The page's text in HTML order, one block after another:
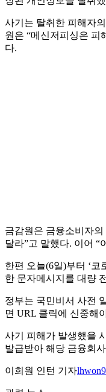
사기는 탈취한 피해자
원은 “메신저피싱은 피
다.
금감원은 금융소비자
달라”고 말했다. 이어
한편 오늘(6일)부터 ‘
한 문자메시지를 대량
정부는 국민비서 사전
면 URL 클릭에 신중해
사기 피해가 발생했을
발급받아 해당 금융회
이희원 인턴 기자